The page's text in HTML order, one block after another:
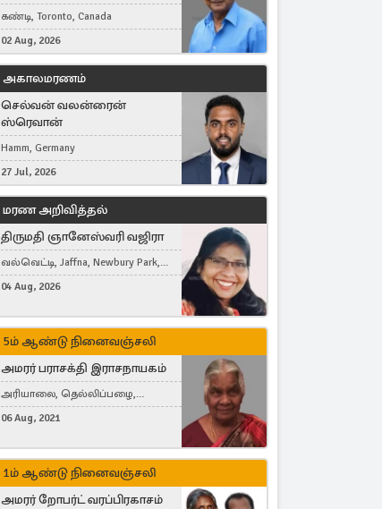
கண்டி, Toronto, Canada
02 Aug, 2026
அகாலமரணம்
செல்வன் வலன்ரைன்
ஸ்ரெவான்
Hamm, Germany
27 Jul, 2026
மரண அறிவித்தல்
திருமதி ஞானேஸ்வரி வஜிரா
வல்வெட்டி, Jaffna, Newbury Park,
United Kingdom
04 Aug, 2026
5ம் ஆண்டு நினைவஞ்சலி
அமரர் பராசக்தி இராசநாயகம்
அரியாலை, தெல்லிப்பழை,
Montreal, Canada
06 Aug, 2021
1ம் ஆண்டு நினைவஞ்சலி
அமரர் றோபர்ட் வரப்பிரகாசம்